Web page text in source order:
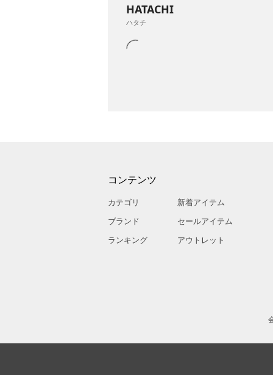
HATACHI
ハタチ
コンテンツ
カテゴリ
ブランド
ランキング
新着アイテム
セールアイテム
アウトレット